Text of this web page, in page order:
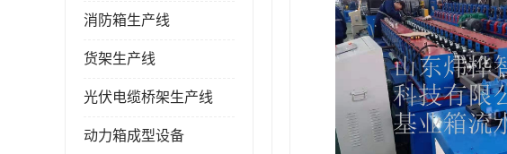
消防箱生产线
货架生产线
光伏电缆桥架生产线
动力箱成型设备